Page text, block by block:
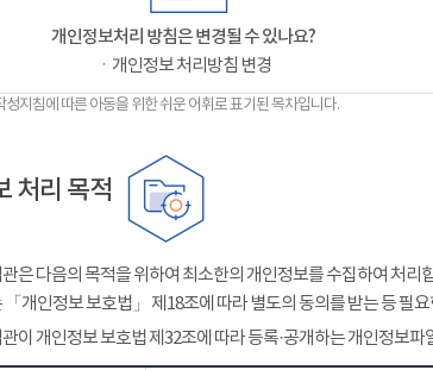
개인정보처리 방침은 변경될 수 있나요?
ㆍ개인정보 처리방침 변경
지침에 따른 아동을 위한 쉬운 어휘로 표기된 목차입니다.
처리 목적
은 다음의 목적을 위하여 최소한의 개인정보를 수집하여 처
「개인정보 보호법」 제18조에 따라 별도의 동의를 받는 등 필
이 개인정보 보호법 제32조에 따라 등록·공개하는 개인정보